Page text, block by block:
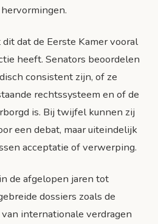
dat de Eerste Kamer vooral
heeft. Senators beoordelen
consistent zijn, of ze
rechtssysteem en of de
is. Bij twijfel kunnen zij
een debat, maar uiteindelijk
acceptatie of verwerping.
de afgelopen jaren tot
dossiers zoals de
van internationale verdragen